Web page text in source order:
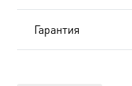
Матерь
C-
Гарантия